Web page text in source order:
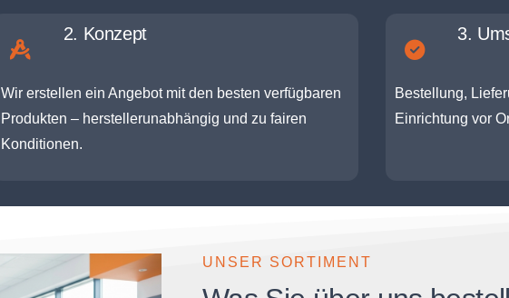
2. Konzept
Wir erstellen ein Angebot mit den besten verfügbaren
Produkten – herstellerunabhängig und zu fairen
Konditionen.
3.
Bestellung,
Einrichtung vor
UNSER SORTIMENT